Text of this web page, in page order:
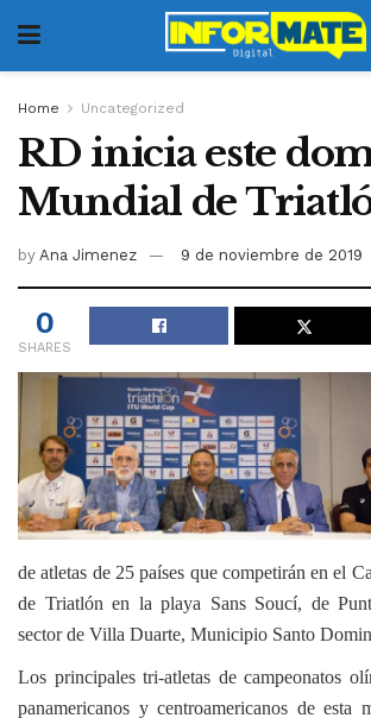
Home Uncategorized
RD inicia este
Mundial de
by Ana Jimenez 9 de noviembre de 2019
0
SHARES
de atletas de 25 países que competirán en el
de Triatlón en la playa Sans Soucí, de
sector de Villa Duarte, Municipio Santo
Los principales tri-atletas de campeonatos
panamericanos y centroamericanos de esta